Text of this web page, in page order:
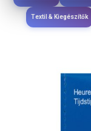
Textil & Kiegészítők